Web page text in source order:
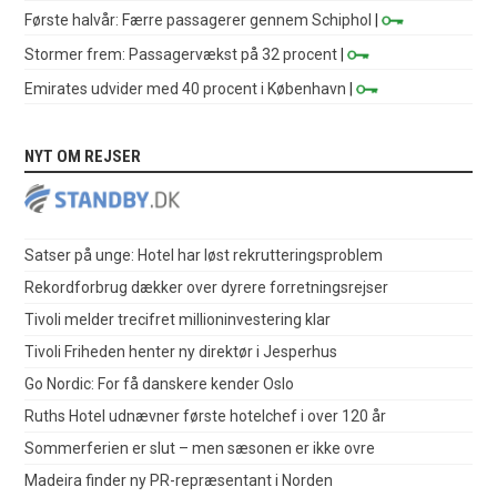
Første halvår: Færre passagerer gennem Schiphol
|
Stormer frem: Passagervækst på 32 procent |
Emirates udvider med 40 procent i København |
NYT OM REJSER
Satser på unge: Hotel har løst rekrutteringsproblem
Rekordforbrug dækker over dyrere forretningsrejser
Tivoli melder trecifret millioninvestering klar
Tivoli Friheden henter ny direktør i Jesperhus
Go Nordic: For få danskere kender Oslo
Ruths Hotel udnævner første hotelchef i over 120 år
Sommerferien er slut – men sæsonen er ikke ovre
Madeira finder ny PR-repræsentant i Norden